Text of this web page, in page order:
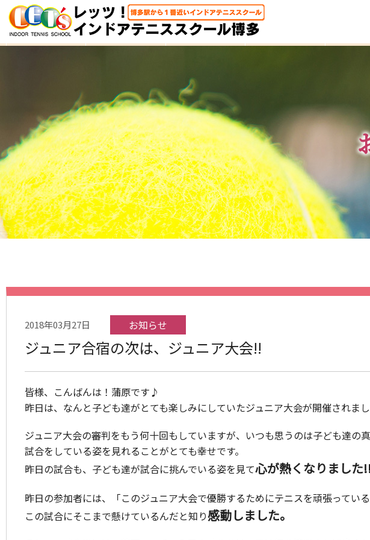
HOME 体験レッスン 大人クラス 子どもクラス
2018年03月27日 お知らせ
ジュニア合宿の次は、ジュニア大会!!
皆様、こんばんは！蒲原です♪
昨日は、なんと子ども達がとても楽しみにしていたジュニア大会が開催されまし
ジュニア大会の審判をもう何十回もしていますが、いつも思うのは子ども達の
試合をしている姿を見れることがとても幸せです。
昨日の試合も、子ども達が試合に挑んでいる姿を見て心が熱くなりました
昨日の参加者には、「このジュニア大会で優勝するためにテニスを頑張ってい
この試合にそこまで懸けているんだと知り感動しました。